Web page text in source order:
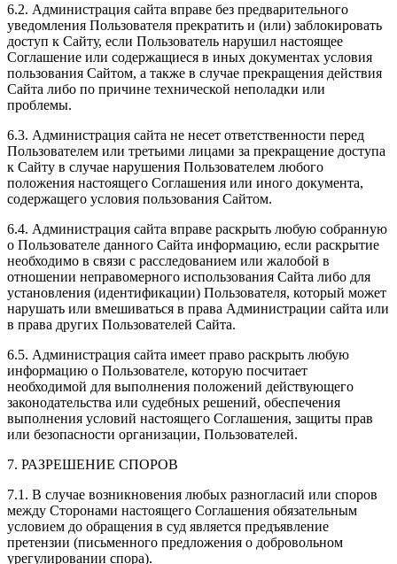
6.2. Администрация сайта вправе без предварительного
уведомления Пользователя прекратить и (или) заблокировать
доступ к Сайту, если Пользователь нарушил настоящее
Соглашение или содержащиеся в иных документах условия
пользования Сайтом, а также в случае прекращения действия
Сайта либо по причине технической неполадки или
проблемы.
6.3. Администрация сайта не несет ответственности перед
Пользователем или третьими лицами за прекращение доступа
к Сайту в случае нарушения Пользователем любого
положения настоящего Соглашения или иного документа,
содержащего условия пользования Сайтом.
6.4. Администрация сайта вправе раскрыть любую собранную
о Пользователе данного Сайта информацию, если раскрытие
необходимо в связи с расследованием или жалобой в
отношении неправомерного использования Сайта либо для
установления (идентификации) Пользователя, который может
нарушать или вмешиваться в права Администрации сайта или
в права других Пользователей Сайта.
6.5. Администрация сайта имеет право раскрыть любую
информацию о Пользователе, которую посчитает
необходимой для выполнения положений действующего
законодательства или судебных решений, обеспечения
выполнения условий настоящего Соглашения, защиты прав
или безопасности организации, Пользователей.
7. РАЗРЕШЕНИЕ СПОРОВ
7.1. В случае возникновения любых разногласий или споров
между Сторонами настоящего Соглашения обязательным
условием до обращения в суд является предъявление
претензии (письменного предложения о добровольном
урегулировании спора).